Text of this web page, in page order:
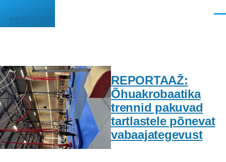
PEEGEL
REPORTAAŽ:
Õhuakrobaatika
trennid pakuvad
tartlastele põnevat
vabaajategevust